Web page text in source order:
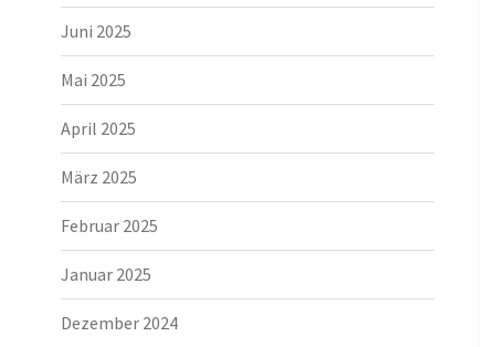
Juni 2025
Mai 2025
April 2025
März 2025
Februar 2025
Januar 2025
Dezember 2024